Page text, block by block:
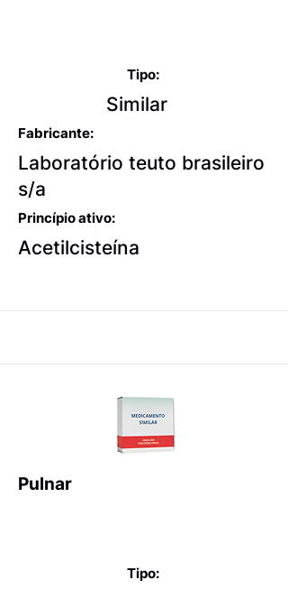
Tipo:
Similar
Fabricante:
Laboratório teuto brasileiro
s/a
Princípio ativo:
Acetilcisteína
Pulnar
Tipo: